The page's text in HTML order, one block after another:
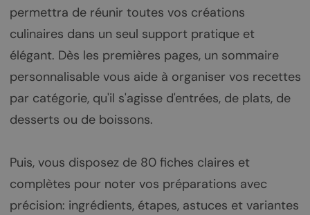
permettra de réunir toutes vos créations
culinaires dans un seul support pratique et
élégant. Dès les premières pages, un sommaire
personnalisable vous aide à organiser vos recettes
par catégorie, qu'il s'agisse d'entrées, de plats, de
desserts ou de boissons.
Puis, vous disposez de 80 fiches claires et
complètes pour noter vos préparations avec
précision: ingrédients, étapes, astuces et variantes